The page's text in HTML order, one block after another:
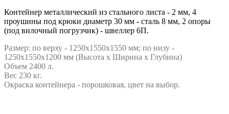
Контейнер металлический из стального листа - 2 мм, 4
проушины под крюки диаметр 30 мм - сталь 8 мм, 2 опоры
(под вилочный погрузчик) - швеллер 6П.
Размер: по верху - 1250х1550х1550 мм; по низу -
1250х1550х1200 мм (Высота х Ширина х Глубина)
Объем 2400 л.
Вес 230 кг.
Окраска контейнера - порошковая, цвет на выбор.